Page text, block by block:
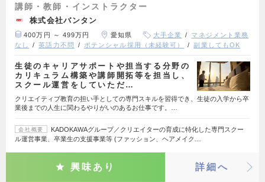
講師・教師・インストラクター
株式会社バンタン
400万円 ～ 499万円 愛知県 大手企業
マネジメント業務
なし
英語力不問 ポテンシャル採用（未経験可） 副業してもOK
生徒のキャリアサポートや担当する分野の
カリキュラム構築や講師開拓等を担当し、
スクール運営をしていただ…
クリエイティブ教育の担い手としての専門スキルを習得でき、生徒の入学から卒
業後までの人生に関わるやりがいのあるお仕事です。…
会社概要
KADOKAWAグループ／クリエイターの育成に特化した専門スクー
ル運営事業、卒業生の支援事業等 (ファッション、ヘアメイク…
興味あり 詳細へ